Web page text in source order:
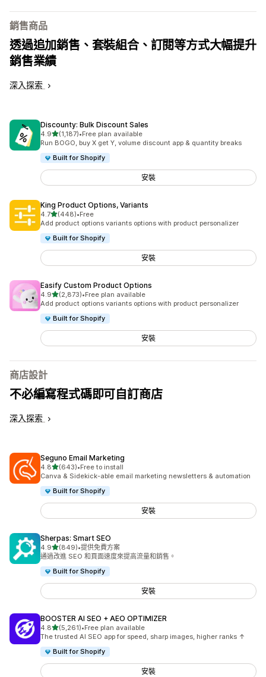
銷售商品
透過追加銷售、套裝組合、訂閱等方式大幅提升
銷售業績
深入探索
Discounty: Bulk Discount Sales
4.9滿分 5 顆星
(1,187)
共有 1187 則評價
•Free plan available
Run BOGO, buy X get Y, volume discount app & quantity breaks
Built for Shopify
安裝
King Product Options, Variants
4.7滿分 5 顆星
(448)
共有 448 則評價
•Free
Add product options variants options with product personalizer
Built for Shopify
安裝
Easify Custom Product Options
4.9滿分 5 顆星
(2,873)
共有 2873 則評價
•Free plan available
Add product options variants options with product personalizer
Built for Shopify
安裝
商店設計
不必編寫程式碼即可自訂商店
深入探索
Seguno Email Marketing
4.8滿分 5 顆星
(643)
共有 643 則評價
•Free to install
Canva & Sidekick-able email marketing newsletters & automation
Built for Shopify
安裝
Sherpas: Smart SEO
4.9滿分 5 顆星
(849)
共有 849 則評價
•提供免費方案
通過改進 SEO 和頁面速度來提高流量和銷售。
Built for Shopify
安裝
BOOSTER AI SEO + AEO OPTIMIZER
4.8滿分 5 顆星
(5,261)
共有 5261 則評價
•Free plan available
The trusted AI SEO app for speed, sharp images, higher ranks ↑
Built for Shopify
安裝